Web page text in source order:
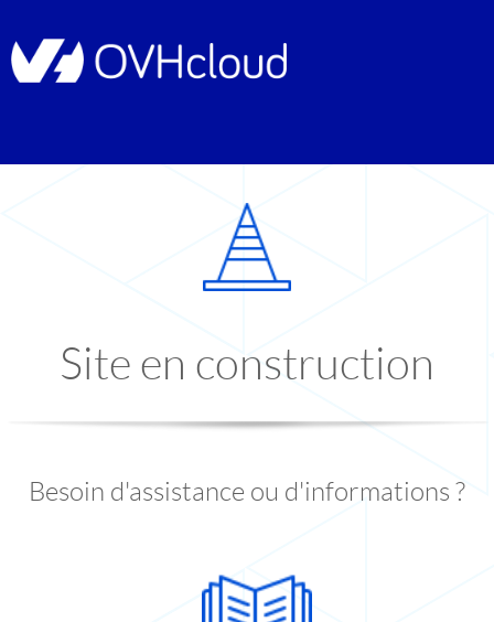
Site en construction
Besoin d'assistance ou d'informations ?